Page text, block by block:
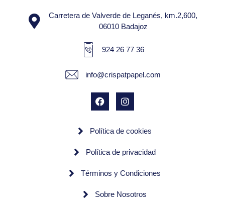
Carretera de Valverde de Leganés, km.2,600,
06010 Badajoz
924 26 77 36
info@crispatpapel.com
Política de cookies
Política de privacidad
Términos y Condiciones
Sobre Nosotros